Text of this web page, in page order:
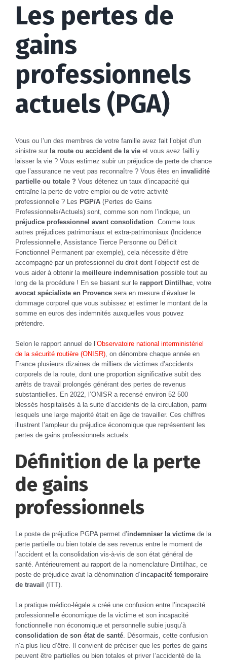
Les pertes de
gains
professionnels
actuels (PGA)
Vous ou l’un des membres de votre famille avez fait l’objet d’un
sinistre sur la route ou accident de la vie et vous avez failli y
laisser la vie ? Vous estimez subir un préjudice de perte de chance
que l’assurance ne veut pas reconnaître ? Vous êtes en invalidité
partielle ou totale ? Vous détenez un taux d’incapacité qui
entraîne la perte de votre emploi ou de votre activité
professionnelle ? Les PGP/A (Pertes de Gains
Professionnels/Actuels) sont, comme son nom l’indique, un
préjudice professionnel avant consolidation . Comme tous
autres préjudices patrimoniaux et extra-patrimoniaux (Incidence
Professionnelle, Assistance Tierce Personne ou Déficit
Fonctionnel Permanent par exemple), cela nécessite d’être
accompagné par un professionnel du droit dont l’objectif est de
vous aider à obtenir la meilleure indemnisation possible tout au
long de la procédure ! En se basant sur le rapport Dintilhac , votre
avocat spécialiste en Provence sera en mesure d’évaluer le
dommage corporel que vous subissez et estimer le montant de la
somme en euros des indemnités auxquelles vous pouvez
prétendre.
Selon le rapport annuel de l’Observatoire national interministériel
de la sécurité routière (ONISR) , on dénombre chaque année en
France plusieurs dizaines de milliers de victimes d’accidents
corporels de la route, dont une proportion significative subit des
arrêts de travail prolongés générant des pertes de revenus
substantielles. En 2022, l’ONISR a recensé environ 52 500
blessés hospitalisés à la suite d’accidents de la circulation, parmi
lesquels une large majorité était en âge de travailler. Ces chiffres
illustrent l’ampleur du préjudice économique que représentent les
pertes de gains professionnels actuels.
Définition de la perte
de gains
professionnels
Le poste de préjudice PGPA permet d’indemniser la victime de la
perte partielle ou bien totale de ses revenus entre le moment de
l’accident et la consolidation vis-à-vis de son état général de
santé. Antérieurement au rapport de la nomenclature Dintilhac, ce
poste de préjudice avait la dénomination d’incapacité temporaire
de travail (ITT).
La pratique médico-légale a créé une confusion entre l’incapacité
professionnelle économique de la victime et son incapacité
fonctionnelle non économique et personnelle subie jusqu’à
consolidation de son état de santé . Désormais, cette confusion
n’a plus lieu d’être. Il convient de préciser que les pertes de gains
peuvent être partielles ou bien totales et priver l’accidenté de la